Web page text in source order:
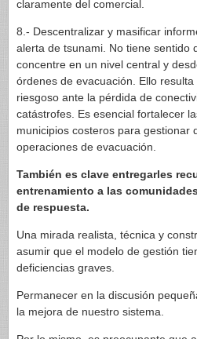
claramente del comercial.
8.- Descentralizar y masificar
alerta de tsunami. No tiene sentido
concentre en un nivel central y
órdenes de evacuación. Ello
riesgoso ante la pérdida de
catástrofes. Es esencial fortalecer
municipios costeros para gestionar
operaciones de evacuación.
También es clave entregarles
entrenamiento a las
de respuesta.
Una mirada realista, técnica y
asumir que el modelo de gestión
deficiencias graves.
Permanecer en la discusión
la mejora de nuestro sistema.